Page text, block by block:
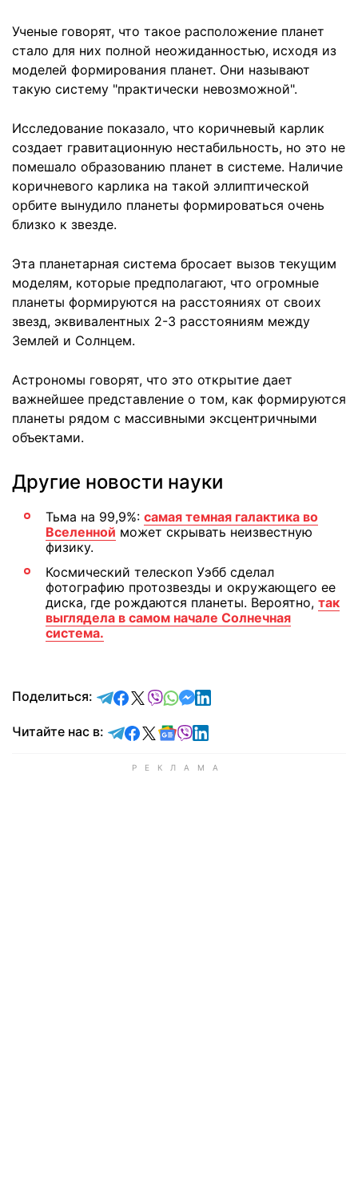
Ученые говорят, что такое расположение планет
стало для них полной неожиданностью, исходя из
моделей формирования планет. Они называют
такую систему "практически невозможной".
Исследование показало, что коричневый карлик
создает гравитационную нестабильность, но это не
помешало образованию планет в системе. Наличие
коричневого карлика на такой эллиптической
орбите вынудило планеты формироваться очень
близко к звезде.
Эта планетарная система бросает вызов текущим
моделям, которые предполагают, что огромные
планеты формируются на расстояниях от своих
звезд, эквивалентных 2-3 расстояниям между
Землей и Солнцем.
Астрономы говорят, что это открытие дает
важнейшее представление о том, как формируются
планеты рядом с массивными эксцентричными
объектами.
Другие новости науки
Тьма на 99,9%: самая темная галактика во
Вселенной может скрывать неизвестную
физику.
Космический телескоп Уэбб сделал
фотографию протозвезды и окружающего ее
диска, где рождаются планеты. Вероятно, так
выглядела в самом начале Солнечная
система.
Поделиться: отправить в Telegram
поделиться в Facebook
поделиться в X
отправить в Viber
отправить в Whatsapp
отправить в Messenger
отправить в LinkedIn
Читайте нас в: Читайте в Telegram
Читайте в Facebook
Читайте в X
Читайте в Google news
Читайте в Viber
Читайте в LinkedIn